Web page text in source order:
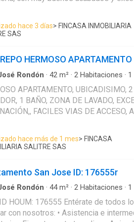
arriendo (los ingresos mensuales
tu información básica y
o documentos que demuestren tus
a agendar una visita a esta
puedes solicitar más
desde los portales como
nosotros Más que una inmobiliaria, somos
*Aplican T&C
hace 3 días> FINCASA INMOBILIARIA
SAS
HERMOSO APARTAMENTO
Rondón · 42 m² · 2 Habitaciones · 1
privada
APARTAMENTO, UBICADISIMO,
1 BAÑO, ZONA DE LAVADO,
FACILES VIAS DE ACCESO,
hace más de 1 mes> FINCASA
SALITRE SAS
San Jose ID: 176555r
Rondón · 44m² · 2 Habitaciones · 1
176555 Entérate de todos los beneficios al
• Asistencia e intermediación con el